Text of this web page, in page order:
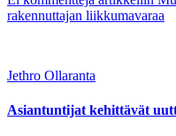
rakennuttajan liikkumavaraa
Jethro Ollaranta
Asiantuntijat kehittävät